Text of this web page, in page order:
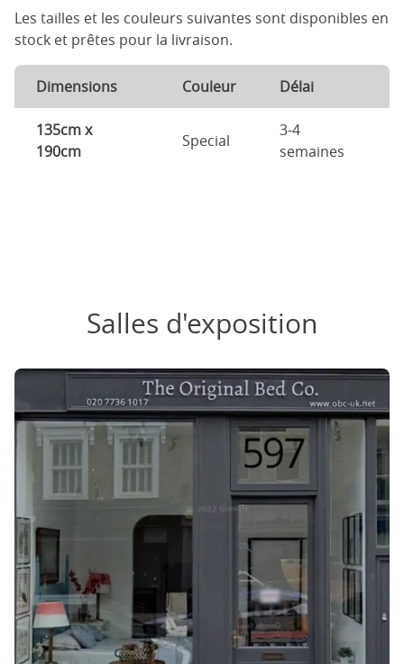
Les tailles et les couleurs suivantes sont disponibles en
stock et prêtes pour la livraison.
Dimensions Couleur Délai
135cm x
190cm
Special
3-4
semaines
Salles d'exposition